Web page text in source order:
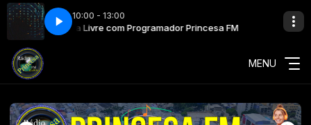
10:00 - 13:00
Tribuna Livre com Programador Princesa FM Tribuna
MENU